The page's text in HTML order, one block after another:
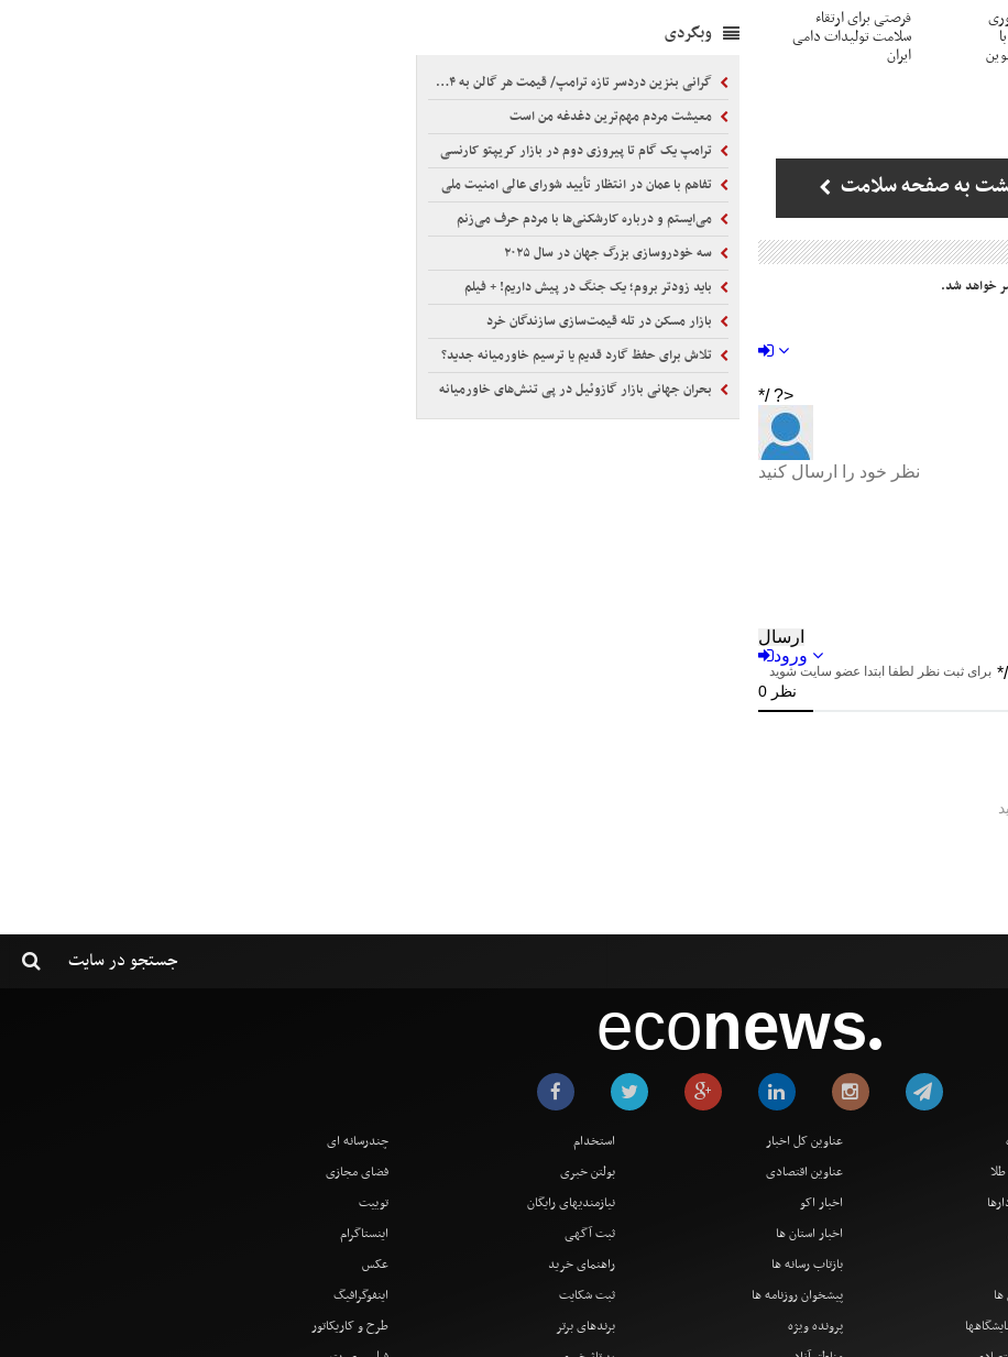
فرصتی برای ارتقاء
سلامت تولیدات دامی
ایران
به صفحه سلامت
خواهد شد.
وبگردی
گرانی بنزین دردسر تازه ترامپ/ قیمت هر گالن به ۴ دلار رسید
معیشت مردم مهم‌ترین دغدغه من است
ترامپ یک گام تا پیروزی دوم در بازار کریپتو کارنسی
تفاهم با عمان در انتظار تأیید شورای عالی امنیت ملی
می‌ایستم و درباره کارشکنی‌ها با مردم حرف می‌زنم
سه خودروسازی بزرگ جهان در سال ۲۰۲۵
باید زودتر بروم؛ یک جنگ در پیش داریم! + فیلم
بازار مسکن در تله قیمت‌سازی سازندگان خرد
تلاش برای حفظ گارد قدیم یا ترسیم خاورمیانه جدید؟
بحران جهانی بازار گازوئیل در پی تنش‌های خاورمیانه
econews●
عناوین کل اخبار
عناوین اقتصادی
اخبار اکو
اخبار استان ها
بازتاب رسانه ها
پیشخوان روزنامه ها
پرونده ویژه
استخدام
بولتن خبری
نیازمندیهای رایگان
ثبت آگهی
راهنمای خرید
ثبت شکایت
برندهای برتر
چندرسانه ای
فضای مجازی
توییت
اینستاگرام
عکس
اینفوگرافیگ
طرح و کاریکاتور